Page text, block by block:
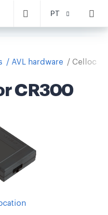
PT
AVL hardware
CR300